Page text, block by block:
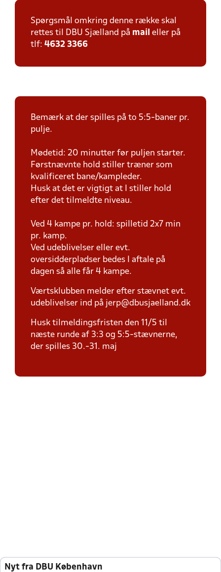
Spørgsmål omkring denne række skal
rettes til DBU Sjælland på mail eller på
tlf: 4632 3366
Bemærk at der spilles på to 5:5-baner pr.
pulje.
Mødetid: 20 minutter før puljen starter.
Førstnævnte hold stiller træner som
kvalificeret bane/kampleder.
Husk at det er vigtigt at I stiller hold
efter det tilmeldte niveau.
Ved 4 kampe pr. hold: spilletid 2x7 min
pr. kamp.
Ved udeblivelser eller evt.
oversidderpladser bedes I aftale på
dagen så alle får 4 kampe.
Værtsklubben melder efter stævnet evt.
udeblivelser ind på jerp@dbusjaelland.dk
Husk tilmeldingsfristen den 11/5 til
næste runde af 3:3 og 5:5-stævnerne,
der spilles 30.-31. maj
Nyt fra DBU København